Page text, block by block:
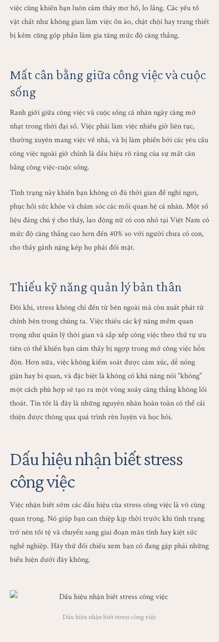
việc cũng khiến bạn luôn cảm thấy mơ hồ, lo lắng. Các yếu tố
vật chất như không gian làm việc ồn ào, chật chội hay trang thiết
bị kém cũng góp phần làm gia tăng mức độ căng thẳng.
Mất cân bằng giữa công việc và cuộc
sống
Ranh giới giữa công việc và cuộc sống cá nhân ngày càng mờ
nhạt trong thời đại số. Việc phải làm việc nhiều giờ liên tục,
thường xuyên mang việc về nhà, và bị làm phiền bởi các yêu cầu
công việc ngoài giờ chính là dấu hiệu rõ ràng của sự mất cân
bằng công việc-cuộc sống.
Tình trạng này khiến bạn không có đủ thời gian để nghỉ ngơi,
phục hồi sức khỏe và chăm sóc các mối quan hệ cá nhân. Một số
liệu đáng chú ý cho thấy, lao động nữ có con nhỏ tại Việt Nam có
mức độ căng thẳng cao hơn đến 40% so với người chưa có con,
cho thấy gánh nặng kép họ phải đối mặt.
Thiếu kỹ năng quản lý bản thân
Đôi khi, stress không chỉ đến từ bên ngoài mà còn xuất phát từ
chính bên trong chúng ta. Việc thiếu các kỹ năng mềm quan
trọng như quản lý thời gian và sắp xếp công việc theo thứ tự ưu
tiên có thể khiến bạn cảm thấy bị ngợp trong mớ công việc hỗn
độn. Hơn nữa, việc không kiểm soát được cảm xúc, dễ nóng
giận hay bi quan, và đặc biệt là không có khả năng nói “không”
một cách phù hợp sẽ tạo ra một vòng xoáy căng thẳng không lối
thoát. Tin tốt là đây là những nguyên nhân hoàn toàn có thể cải
thiện được thông qua quá trình rèn luyện và học hỏi.
Dấu hiệu nhận biết stress
công việc
Việc nhận biết sớm các dấu hiệu của stress công việc là vô cùng
quan trọng. Nó giúp bạn can thiệp kịp thời trước khi tình trạng
trở nên tồi tệ và chuyển sang giai đoạn mãn tính hay kiệt sức
nghề nghiệp. Hãy thử đối chiếu xem bạn có đang gặp phải những
biểu hiện dưới đây không.
Dấu hiệu nhận biết stress công việc